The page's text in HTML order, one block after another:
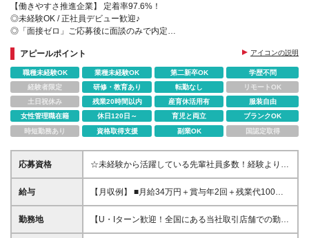
【働きやすさ推進企業】 定着率97.6%！
◎未経験OK / 正社員デビュー歓迎♪
◎「面接ゼロ」ご応募後に面談のみで内定
★賞与年2回
★産育休取得実績ほぼ100%
★豊富なキャリアパス
アピールポイント アイコンの説明
職種未経験OK 業種未経験OK 第二新卒OK
学歴不問
経験者限定
研修・教育あり 転勤なし
リモートOK
土日祝休み
残業20時間以内 産育休活用有
服装自由
女性管理職在籍
休日120日～ 育児と両立
ブランクOK
時短勤務あり
資格取得支援 副業OK 国認定取得
応募資格
☆未経験から活躍している先輩社員多数！経験よりも
意欲や人物重視で選考します！ ◆業種・職種未経験
歓迎 ◆第二新卒も歓迎 ◆学歴不問 ≪こんな方を求め
ンドや情報発信が好きな方 ☆人と話すのが好きな方
☆販売だけでなく幅広い仕事にチャレンジしたい方
給与
【月収例】 ■月給34万円＋賞与年2回＋残業代100%
支給／マネージャーの場合 ■月給28万円＋賞与年2回
＋残業代100%支給／リーダーの場合 ■月給24万円＋
勤務地
【U・Iターン歓迎！全国にある当社取引店舗での勤
務】 ★希望勤務地への配属となります ★基本的に担